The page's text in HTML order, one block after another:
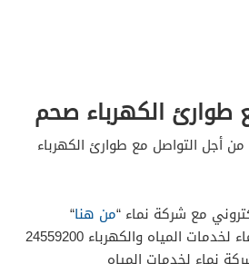
طوارئ الكهرباء صحم
أجل التواصل مع طوارئ الكهرباء
مع شركة نماء “من هنا“
المياه والكهرباء 24559200